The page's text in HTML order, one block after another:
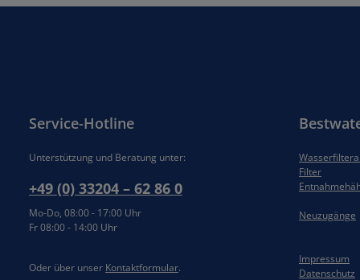
Service-Hotline
Unterstützung und Beratung unter:
+49 (0) 33204 – 62 86 0
Mo-Do, 08:00 - 17:00 Uhr
Fr 08:00 - 14:00 Uhr
Oder über unser Kontaktformular.
Filter
Neuzugänge
Impressum
Datenschutz